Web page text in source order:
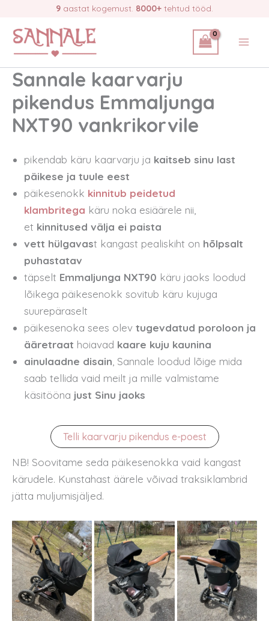
content
9 aastat kogemust. 8000+ tehtud tööd.
Sannale kaarvarju
pikendus Emmaljunga
NXT90 vankrikorvile
pikendab käru kaarvarju ja kaitseb sinu last
päikese ja tuule eest
päikesenokk kinnitub peidetud
klambritega käru noka esiäärele nii,
et kinnitused välja ei paista
vett hülgavast kangast pealiskiht on hõlpsalt
puhastatav
täpselt Emmaljunga NXT90 käru jaoks loodud
lõikega päikesenokk sovitub käru kujuga
suurepäraselt
päikesenoka sees olev tugevdatud poroloon ja
ääretraat hoiavad kaare kuju kaunina
ainulaadne disain , Sannale loodud lõige mida
saab tellida vaid meilt ja mille valmistame
käsitööna just Sinu jaoks
Telli kaarvarju pikendus e-poest
NB! Soovitame seda päikesenokka vaid kangast
kärudele. Kunstahast äärele võivad traksiklambrid
jätta muljumisjäljed.